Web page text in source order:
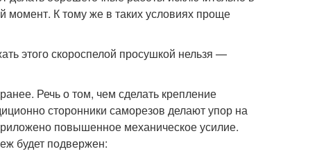
момент. К тому же в таких условиях проще
этого скороспелой просушкой нельзя —
Речь о том, чем сделать крепление
сторонники саморезов делают упор на
повышенное механическое усилие.
будет подвержен: